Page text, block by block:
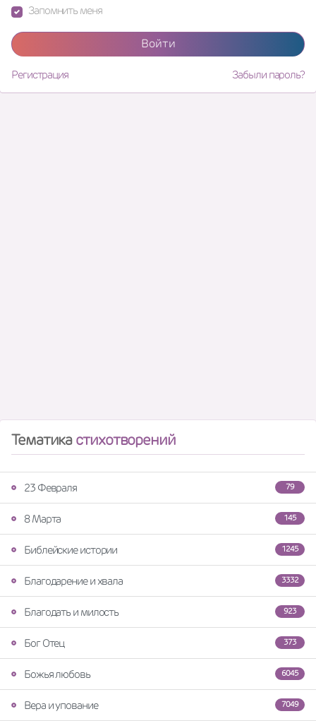
Запомнить меня
Войти
Регистрация Забыли пароль?
Тематикастихотворений
79
23 Февраля
145
8 Марта
1245
Библейские истории
3332
Благодарение и хвала
923
Благодать и милость
373
Бог Отец
6045
Божья любовь
7049
Вера и упование